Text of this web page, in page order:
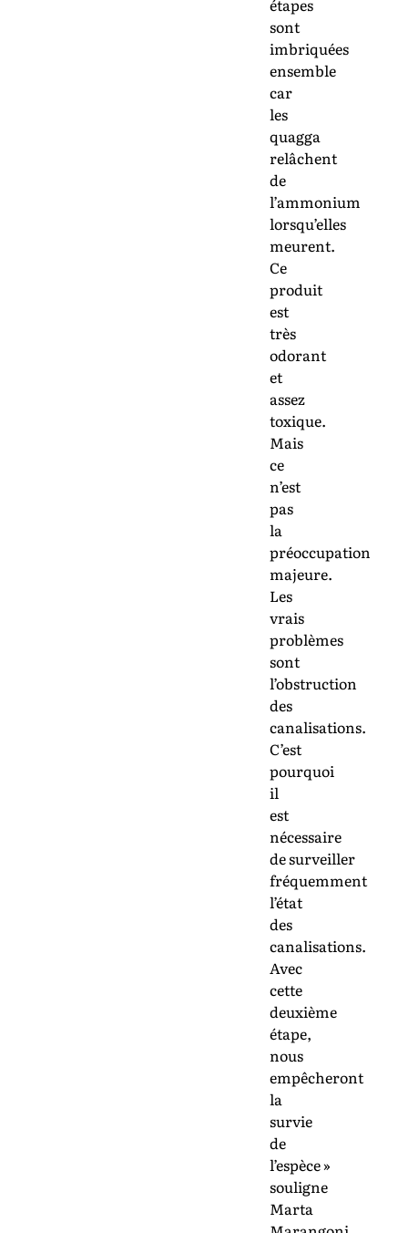
étapes
sont
imbriquées
ensemble
car
les
quagga
relâchent
de
l’ammonium
lorsqu’elles
meurent.
Ce
produit
est
très
odorant
et
assez
toxique.
Mais
ce
n’est
pas
la
préoccupation
majeure.
Les
vrais
problèmes
sont
l’obstruction
des
canalisations.
C’est
pourquoi
il
est
nécessaire
de surveiller
fréquemment
l’état
des
canalisations.
Avec
cette
deuxième
étape,
nous
empêcheront
la
survie
de
l’espèce »
souligne
Marta